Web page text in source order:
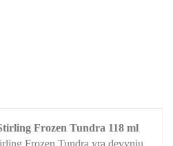
Frozen Tundra 118 ml
Frozen Tundra yra devynių